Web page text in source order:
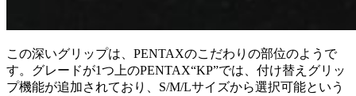
この深いグリップは、PENTAXのこだわりの部位のようで
す。グレードが1つ上のPENTAX“KP”では、付け替えグリッ
プ機能が追加されており、S/M/Lサイズから選択可能という